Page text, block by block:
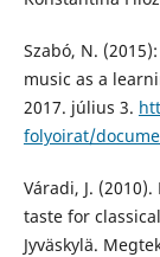
Szabó, N.
music as a
2017. július 3.
folyoirat/
Váradi, J.
taste for
Jyväskylä.